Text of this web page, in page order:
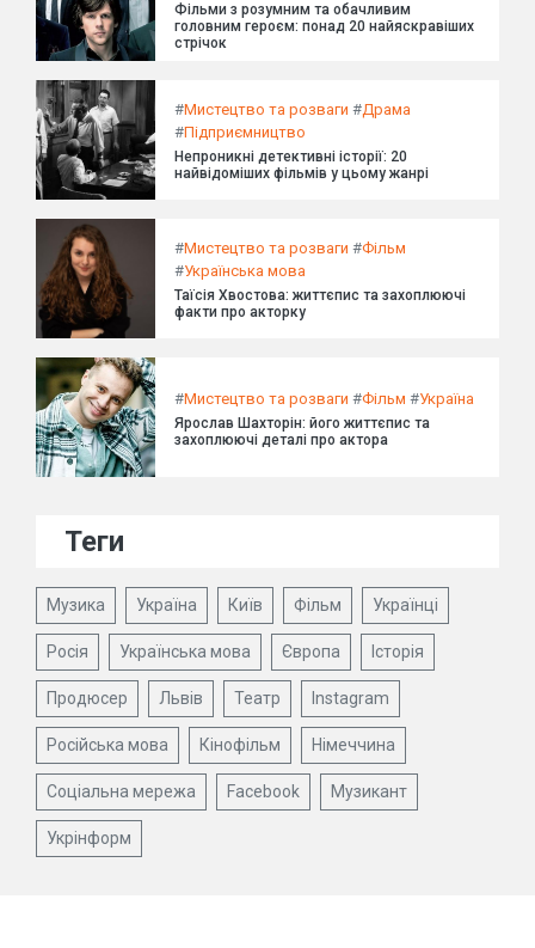
Фільми з розумним та обачливим
головним героєм: понад 20 найяскравіших
стрічок
#Мистецтво та розваги #Драма
#Підприємництво
Непроникні детективні історії: 20
найвідоміших фільмів у цьому жанрі
#Мистецтво та розваги #Фільм
#Українська мова
Таїсія Хвостова: життєпис та захоплюючі
факти про акторку
#Мистецтво та розваги #Фільм #Україна
Ярослав Шахторін: його життєпис та
захоплюючі деталі про актора
Теги
Музика Україна Київ Фільм Українці
Росія Українська мова Європа Історія
Продюсер Львів Театр Instagram
Російська мова Кінофільм Німеччина
Соціальна мережа Facebook Музикант
Укрінформ